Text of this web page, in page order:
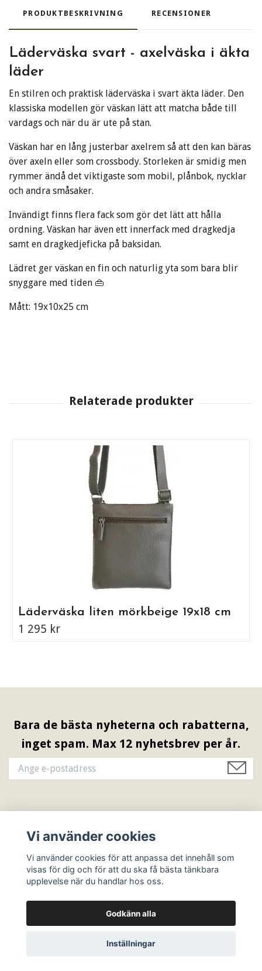
PRODUKTBESKRIVNING RECENSIONER
Läderväska svart - axelväska i äkta
läder
En stilren och praktisk läderväska i svart äkta läder. Den
klassiska modellen gör väskan lätt att matcha både till
vardags och när du är ute på stan.
Väskan har en lång justerbar axelrem så att den kan bäras
över axeln eller som crossbody. Storleken är smidig men
rymmer ändå det viktigaste som mobil, plånbok, nycklar
och andra småsaker.
Invändigt finns flera fack som gör det lätt att hålla
ordning. Väskan har även ett innerfack med dragkedja
samt en dragkedjeficka på baksidan.
Lädret ger väskan en fin och naturlig yta som bara blir
snyggare med tiden 👜
Mått: 19x10x25 cm
Läderväska liten mörkbeige 19x18 cm
1 295 kr
Bara de bästa nyheterna och rabatterna,
inget spam. Max 12 nyhetsbrev per år.
Sociala medier
© 2026 Ebbes Butik
Vi använder cookies
Vi använder cookies för att anpassa det innehåll som
visas för dig och för att du ska få bästa tänkbara
upplevelse när du handlar hos oss.
Godkänn alla
Inställningar